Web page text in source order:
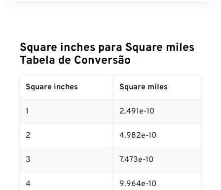
Square inches para Square miles
Tabela de Conversão
Square inches Square miles
1 2.491e-10
2 4.982e-10
3 7.473e-10
4 9.964e-10